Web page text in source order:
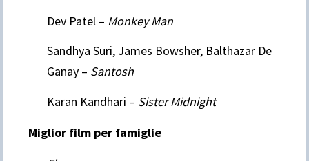
Dev Patel – Monkey Man
Sandhya Suri, James Bowsher, Balthazar De
Ganay – Santosh
Karan Kandhari – Sister Midnight
Miglior film per famiglie